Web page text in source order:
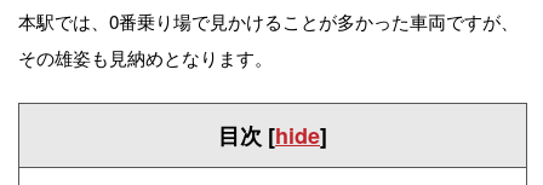
本駅では、0番乗り場で見かけることが多かった車両ですが、
その雄姿も見納めとなります。
目次 [hide]